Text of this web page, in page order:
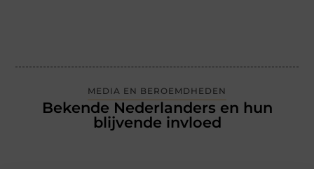
MEDIA EN BEROEMDHEDEN
Bekende Nederlanders en hun
blijvende invloed